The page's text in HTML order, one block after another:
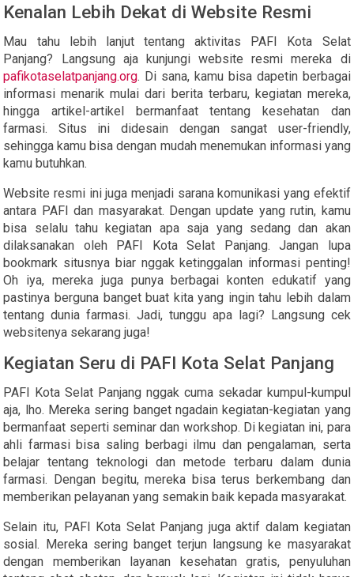
Kenalan Lebih Dekat di Website Resmi
Mau tahu lebih lanjut tentang aktivitas PAFI Kota Selat
Panjang? Langsung aja kunjungi website resmi mereka di
pafikotaselatpanjang.org. Di sana, kamu bisa dapetin berbagai
informasi menarik mulai dari berita terbaru, kegiatan mereka,
hingga artikel-artikel bermanfaat tentang kesehatan dan
farmasi. Situs ini didesain dengan sangat user-friendly,
sehingga kamu bisa dengan mudah menemukan informasi yang
kamu butuhkan.
Website resmi ini juga menjadi sarana komunikasi yang efektif
antara PAFI dan masyarakat. Dengan update yang rutin, kamu
bisa selalu tahu kegiatan apa saja yang sedang dan akan
dilaksanakan oleh PAFI Kota Selat Panjang. Jangan lupa
bookmark situsnya biar nggak ketinggalan informasi penting!
Oh iya, mereka juga punya berbagai konten edukatif yang
pastinya berguna banget buat kita yang ingin tahu lebih dalam
tentang dunia farmasi. Jadi, tunggu apa lagi? Langsung cek
websitenya sekarang juga!
Kegiatan Seru di PAFI Kota Selat Panjang
PAFI Kota Selat Panjang nggak cuma sekadar kumpul-kumpul
aja, lho. Mereka sering banget ngadain kegiatan-kegiatan yang
bermanfaat seperti seminar dan workshop. Di kegiatan ini, para
ahli farmasi bisa saling berbagi ilmu dan pengalaman, serta
belajar tentang teknologi dan metode terbaru dalam dunia
farmasi. Dengan begitu, mereka bisa terus berkembang dan
memberikan pelayanan yang semakin baik kepada masyarakat.
Selain itu, PAFI Kota Selat Panjang juga aktif dalam kegiatan
sosial. Mereka sering banget terjun langsung ke masyarakat
dengan memberikan layanan kesehatan gratis, penyuluhan